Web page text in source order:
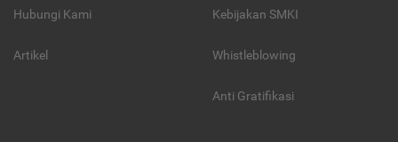
Hubungi Kami
Artikel
Kebijakan SMKI
Whistleblowing
Anti Gratifikasi